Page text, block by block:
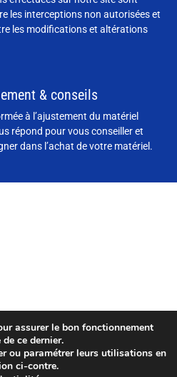
assurer le bon fonctionnement
ce dernier.
ou paramétrer leurs utilisations en
ci-contre.
les interceptions non autorisées et
les modifications et altérations
& conseils
à l’ajustement du matériel
répond pour vous conseiller et
dans l’achat de votre matériel.